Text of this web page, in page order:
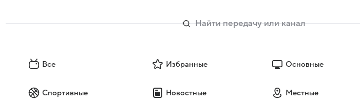
Все Избранные Основные
Спортивные Новостные Местные